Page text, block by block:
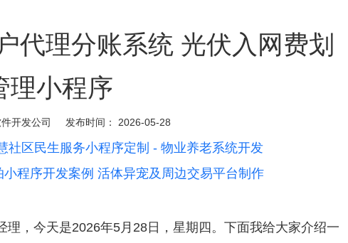
代理分账系统 光伏入网费划
理小程序
开发公司 发布时间： 2026-05-28
社区民生服务小程序定制 - 物业养老系统开发
程序开发案例 活体异宠及周边交易平台制作
，今天是2026年5月28日，星期四。下面我给大家介绍一